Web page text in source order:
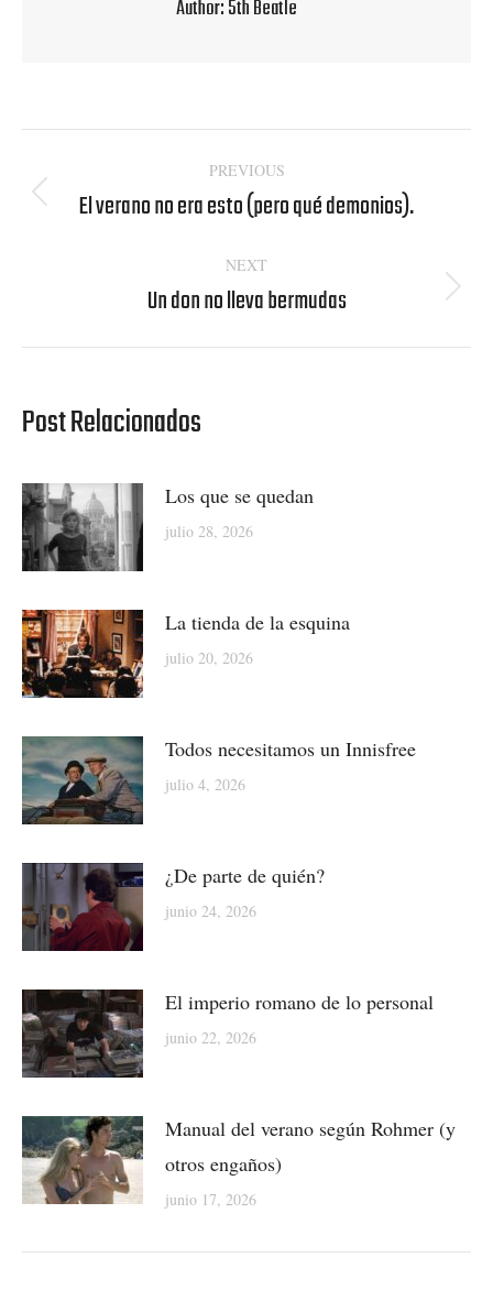
Author:5th Beatle
navigation
PREVIOUS
Previous
El verano no era esto (pero qué demonios).
NEXT
Next
Un don no lleva bermudas
Post Relacionados
Los que se quedan
julio 28, 2026
La tienda de la esquina
julio 20, 2026
Todos necesitamos un Innisfree
julio 4, 2026
¿De parte de quién?
junio 24, 2026
El imperio romano de lo personal
junio 22, 2026
Manual del verano según Rohmer (y
otros engaños)
junio 17, 2026